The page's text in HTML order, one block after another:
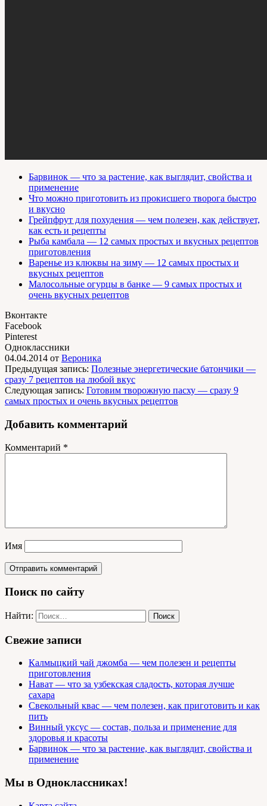
Барвинок — что за растение, как выглядит, свойства и
применение
Что можно приготовить из прокисшего творога быстро
и вкусно
Грейпфрут для похудения — чем полезен, как действует,
как есть и рецепты
Рыба камбала — 12 самых простых и вкусных рецептов
приготовления
Варенье из клюквы на зиму — 12 самых простых и
вкусных рецептов
Малосольные огурцы в банке — 9 самых простых и
очень вкусных рецептов
Вконтакте
Facebook
Pinterest
Одноклассники
04.04.2014 от Вероника
Предыдущая запись: Полезные энергетические батончики —
сразу 7 рецептов на любой вкус
Следующая запись: Готовим творожную пасху — сразу 9
самых простых и очень вкусных рецептов
Добавить комментарий
Комментарий *
Имя
Поиск по сайту
Найти:
Свежие записи
Калмыцкий чай джомба — чем полезен и рецепты
приготовления
Нават — что за узбекская сладость, которая лучше
сахара
Свекольный квас — чем полезен, как приготовить и как
пить
Винный уксус — состав, польза и применение для
здоровья и красоты
Барвинок — что за растение, как выглядит, свойства и
применение
Мы в Одноклассниках!